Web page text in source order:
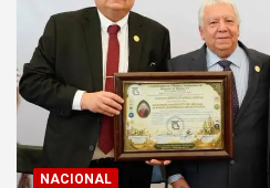
NACIONAL